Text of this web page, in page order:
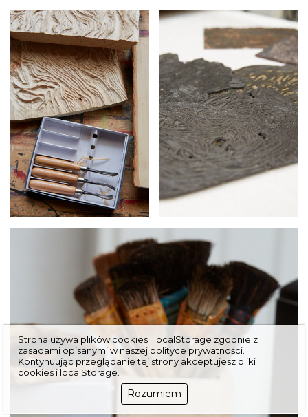
Strona używa plików cookies i localStorage zgodnie z
zasadami opisanymi w naszej polityce prywatności
Kontynuując przeglą­danie tej strony akceptujesz pliki
cookies i localStorage.
Rozumiem